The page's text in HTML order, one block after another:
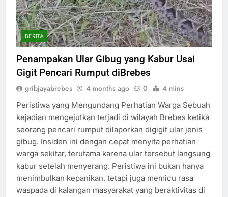
BERITA
Penampakan Ular Gibug yang Kabur Usai
Gigit Pencari Rumput diBrebes
gribjayabrebes 4 months ago 0 4 mins
Peristiwa yang Mengundang Perhatian Warga Sebuah
kejadian mengejutkan terjadi di wilayah Brebes ketika
seorang pencari rumput dilaporkan digigit ular jenis
gibug. Insiden ini dengan cepat menyita perhatian
warga sekitar, terutama karena ular tersebut langsung
kabur setelah menyerang. Peristiwa ini bukan hanya
menimbulkan kepanikan, tetapi juga memicu rasa
waspada di kalangan masyarakat yang beraktivitas di